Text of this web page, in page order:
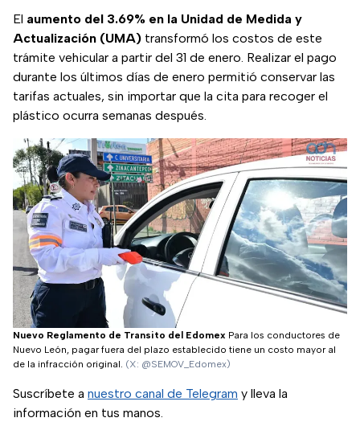
El aumento del 3.69% en la Unidad de Medida y
Actualización (UMA) transformó los costos de este
trámite vehicular a partir del 31 de enero. Realizar el pago
durante los últimos días de enero permitió conservar las
tarifas actuales, sin importar que la cita para recoger el
plástico ocurra semanas después.
Nuevo Reglamento de Transito del Edomex Para los conductores de
Nuevo León, pagar fuera del plazo establecido tiene un costo mayor al
de la infracción original. (X: @SEMOV_Edomex)
Suscríbete a nuestro canal de Telegram y lleva la
información en tus manos.